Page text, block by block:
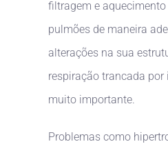
filtragem e
pulmões de maneira
alterações na sua
respiração trancada
muito importante.
Problemas como